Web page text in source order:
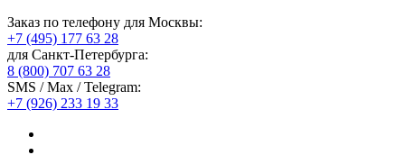
Заказ по телефону для Москвы:
+7 (495) 177 63 28
для Санкт-Петербурга:
8 (800) 707 63 28
SMS / Max / Telegram:
+7 (926) 233 19 33